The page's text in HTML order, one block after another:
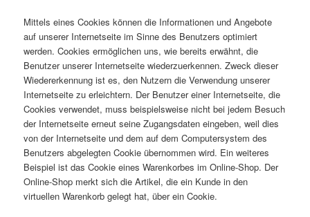
Mittels eines Cookies können die Informationen und Angebote
auf unserer Internetseite im Sinne des Benutzers optimiert
werden. Cookies ermöglichen uns, wie bereits erwähnt, die
Benutzer unserer Internetseite wiederzuerkennen. Zweck dieser
Wiedererkennung ist es, den Nutzern die Verwendung unserer
Internetseite zu erleichtern. Der Benutzer einer Internetseite, die
Cookies verwendet, muss beispielsweise nicht bei jedem Besuch
der Internetseite erneut seine Zugangsdaten eingeben, weil dies
von der Internetseite und dem auf dem Computersystem des
Benutzers abgelegten Cookie übernommen wird. Ein weiteres
Beispiel ist das Cookie eines Warenkorbes im Online-Shop. Der
Online-Shop merkt sich die Artikel, die ein Kunde in den
virtuellen Warenkorb gelegt hat, über ein Cookie.